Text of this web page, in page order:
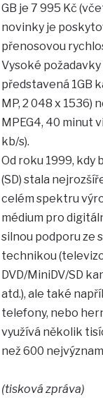
GB je 7 995 Kč
novinky je
přenosovou
Vysoké
představená 1GB
MP, 2 048 x 1536)
MPEG4, 40 minut
kb/s).
Od roku 1999, kdy
(SD) stala
celém spektru
médium pro
silnou podporu ze
technikou
DVD/MiniDV/SD
atd.), ale také
telefony, nebo
využívá několik
než 600
(tisková zpráva)